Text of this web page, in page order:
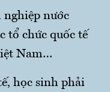
nghiệp nước
tổ chức quốc tế
Nam…
học sinh phải